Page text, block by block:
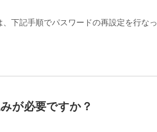
下記手順でパスワードの再設定を行なっ
が必要ですか？